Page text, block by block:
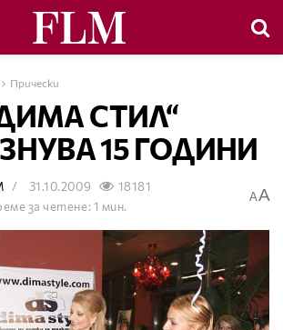
Прически
СТИЛ“
15 ГОДИНИ
31.10.2009
18181
за четене: 1 мин.
AA